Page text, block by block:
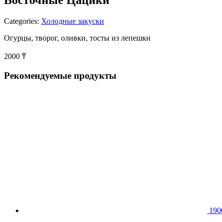
Categories: Холодные закуски
Огурцы, творог, оливки, тосты из лепешки
2000 ₸
Рекомендуемые продукты